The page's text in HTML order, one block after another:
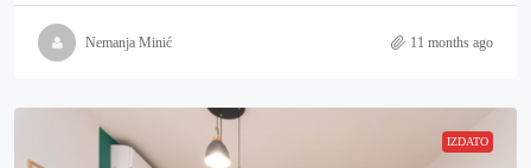
Nemanja Minić 11 months ago
IZDATO